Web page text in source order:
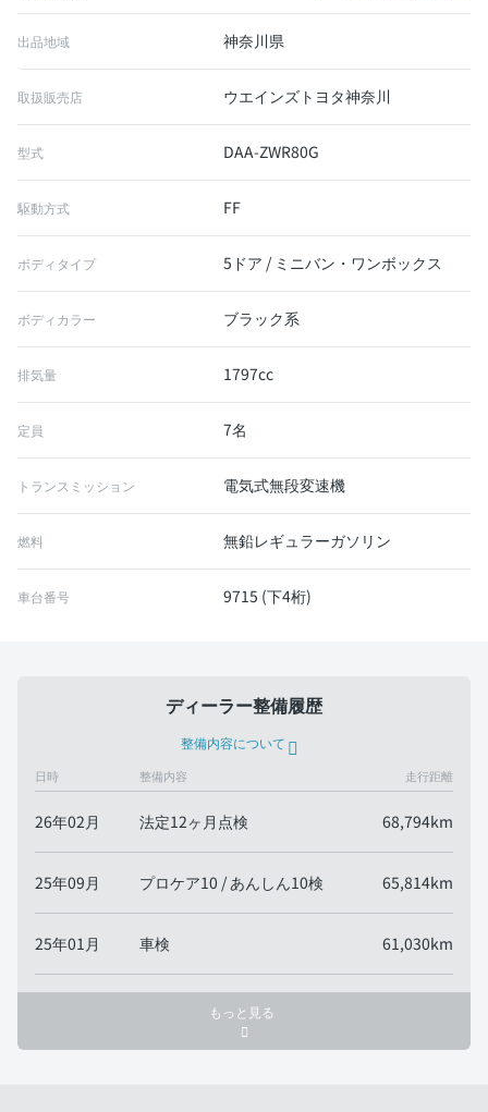
出品地域 神奈川県
取扱販売店 ウエインズトヨタ神奈川
型式 DAA-ZWR80G
駆動方式 FF
ボディタイプ 5ドア / ミニバン・ワンボックス
ボディカラー ブラック系
排気量 1797cc
定員 7名
トランスミッション 電気式無段変速機
燃料 無鉛レギュラーガソリン
車台番号 9715 (下4桁)
ディーラー整備履歴
整備内容について
日時 整備内容 走行距離
26年02月 法定12ヶ月点検 68,794km
25年09月 プロケア10 / あんしん10検 65,814km
25年01月 車検 61,030km
もっと見る